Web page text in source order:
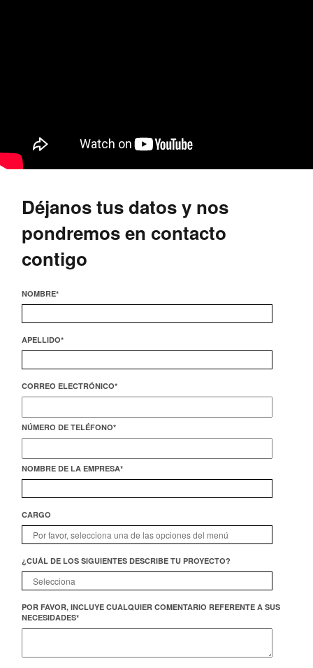
Déjanos tus datos y nos
pondremos en contacto
contigo
NOMBRE*
APELLIDO*
CORREO ELECTRÓNICO*
NÚMERO DE TELÉFONO*
NOMBRE DE LA EMPRESA*
CARGO
¿CUÁL DE LOS SIGUIENTES DESCRIBE TU PROYECTO?
POR FAVOR, INCLUYE CUALQUIER COMENTARIO REFERENTE A SUS
NECESIDADES*